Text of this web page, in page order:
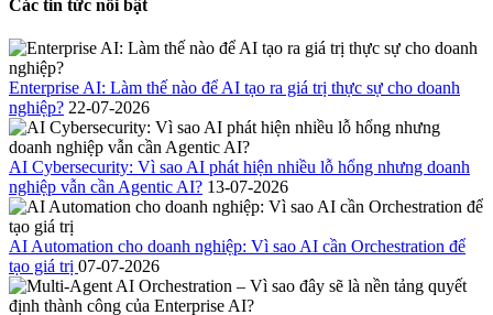
Các tin tức nổi bật
Enterprise AI: Làm thế nào để AI tạo ra giá trị thực sự cho doanh
nghiệp? 22-07-2026
AI Cybersecurity: Vì sao AI phát hiện nhiều lỗ hổng nhưng doanh
nghiệp vẫn cần Agentic AI? 13-07-2026
AI Automation cho doanh nghiệp: Vì sao AI cần Orchestration để
tạo giá trị 07-07-2026